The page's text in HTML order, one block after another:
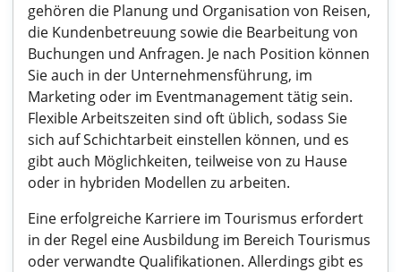
gehören die Planung und Organisation von Reisen,
die Kundenbetreuung sowie die Bearbeitung von
Buchungen und Anfragen. Je nach Position können
Sie auch in der Unternehmensführung, im
Marketing oder im Eventmanagement tätig sein.
Flexible Arbeitszeiten sind oft üblich, sodass Sie
sich auf Schichtarbeit einstellen können, und es
gibt auch Möglichkeiten, teilweise von zu Hause
oder in hybriden Modellen zu arbeiten.
Eine erfolgreiche Karriere im Tourismus erfordert
in der Regel eine Ausbildung im Bereich Tourismus
oder verwandte Qualifikationen. Allerdings gibt es